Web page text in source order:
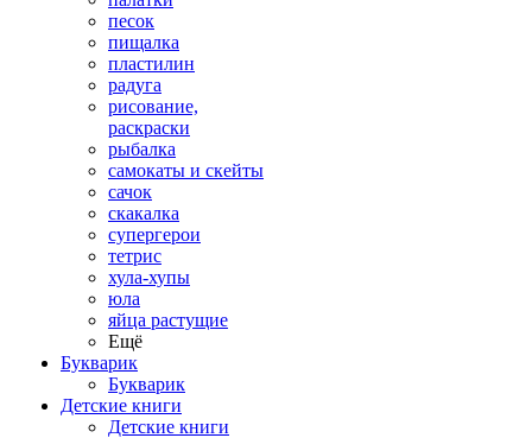
песок
пищалка
пластилин
радуга
рисование,
раскраски
рыбалка
самокаты и скейты
сачок
скакалка
супергерои
тетрис
хула-хупы
юла
яйца растущие
Ещё
Букварик
Букварик
Детские книги
Детские книги